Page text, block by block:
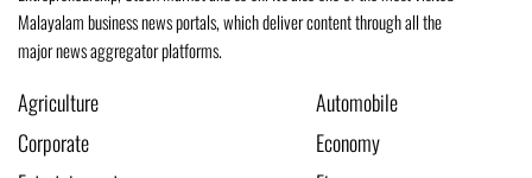
Malayalam business news portals, which deliver content through all the
major news aggregator platforms.
Agriculture
Automobile
Corporate
Economy